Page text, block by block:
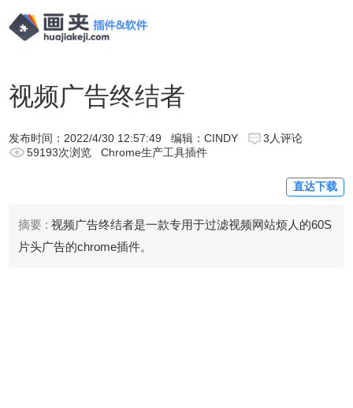
视频广告终结者
发布时间： 2022/4/30 12:57:49 编辑：CINDY
3人评论
59193次浏览
Chrome生产工具插件
直达下载
摘要 : 视频广告终结者是一款专用于过滤视频网站烦人的60S
片头广告的chrome插件。